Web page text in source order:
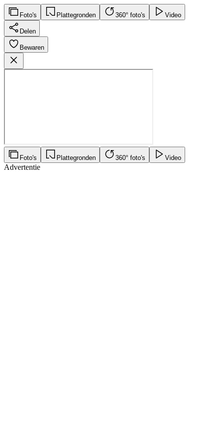
Foto's Plattegronden 360° foto's Video
Delen
Bewaren
Foto's Plattegronden 360° foto's Video
Advertentie